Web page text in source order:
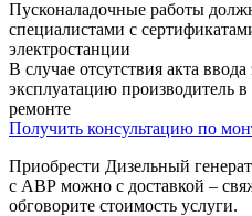
Пусконаладочные работы
специалистами с
электростанции
В случае отсутствия акта
эксплуатацию производитель
ремонте
Получить консультацию по
Приобрести Дизельный
с АВР можно с доставкой –
обговорите стоимость услуги.